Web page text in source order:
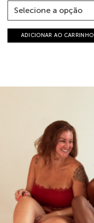
ADICIONAR AO CARRINHO